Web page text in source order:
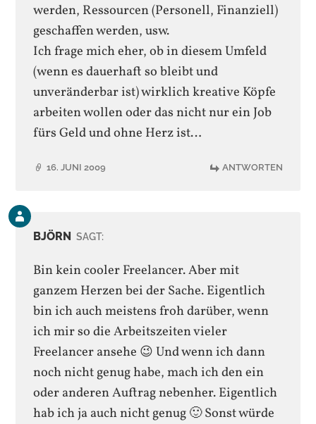
werden, Ressourcen (Personell, Finanziell)
geschaffen werden, usw.
Ich frage mich eher, ob in diesem Umfeld
(wenn es dauerhaft so bleibt und
unveränderbar ist) wirklich kreative Köpfe
arbeiten wollen oder das nicht nur ein Job
fürs Geld und ohne Herz ist…
16. JUNI 2009 ANTWORTEN
Kommentar
des
Beitrags-
BJÖRN SAGT:
Bin kein cooler Freelancer. Aber mit
ganzem Herzen bei der Sache. Eigentlich
bin ich auch meistens froh darüber, wenn
ich mir so die Arbeitszeiten vieler
Freelancer ansehe 😉 Und wenn ich dann
noch nicht genug habe, mach ich den ein
oder anderen Auftrag nebenher. Eigentlich
hab ich ja auch nicht genug 🙂 Sonst würde